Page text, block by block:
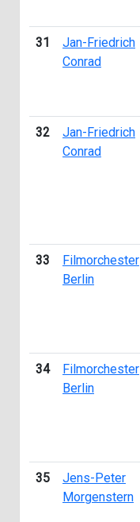
31
Jan-Friedrich
Conrad
32
Jan-Friedrich
Conrad
33
Filmorchester
Berlin
34
Filmorchester
Berlin
35
Jens-Peter
Morgenstern